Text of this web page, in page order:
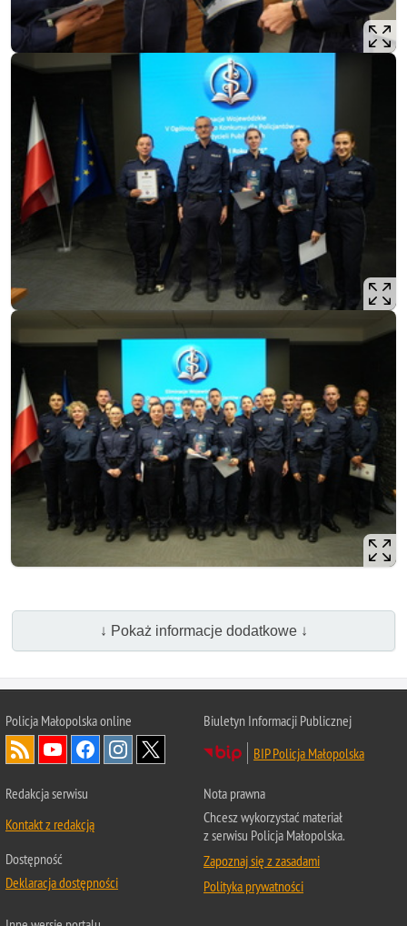
↓ Pokaż informacje dodatkowe ↓
Policja Małopolska online
Biuletyn Informacji Publicznej
BIP Policja Małopolska
Redakcja serwisu
Kontakt z redakcją
Dostępność
Deklaracja dostępności
Nota prawna
Chcesz wykorzystać materiał
z serwisu Policja Małopolska.
Zapoznaj się z zasadami
Polityka prywatności